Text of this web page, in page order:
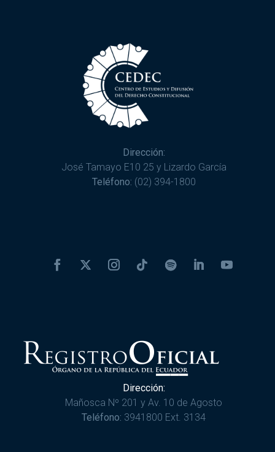
Dirección:
José Tamayo E10 25 y Lizardo García
Teléfono: (02) 394-1800
Dirección:
Mañosca Nº 201 y Av. 10 de Agosto
Teléfono: 3941800 Ext. 3134